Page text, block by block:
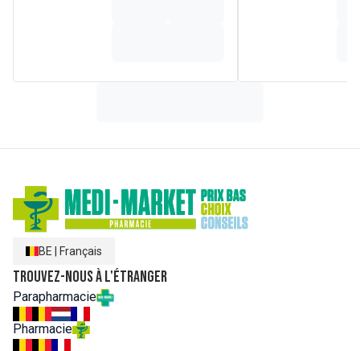
Chloride, Glyceryl Oleate, Hydroxypropyl Guar Hydro
BE Français
Trouvez-nous à l'étranger
Parapharmacie
Pharmacie